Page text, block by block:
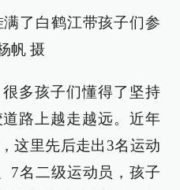
了白鹤江带孩子们参
帆 摄
多孩子们懂得了坚持
路上越走越远。近年
这里先后走出3名运动
7名二级运动员，孩子